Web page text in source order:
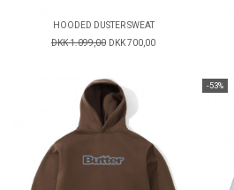
HOODED DUSTER SWEAT
DKK 1.099,00 DKK 700,00
-53%